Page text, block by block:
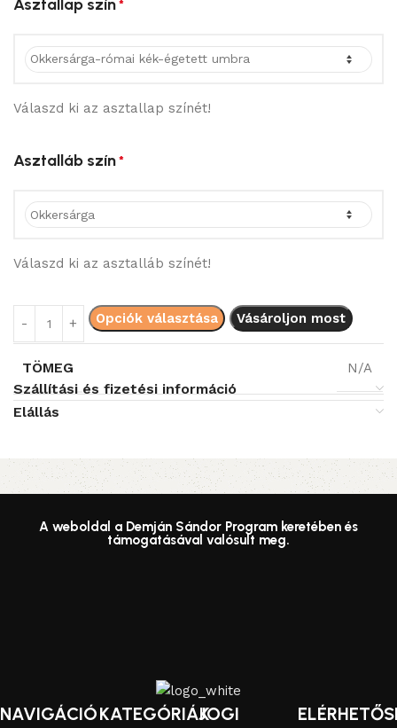
Asztallap szín*
Válaszd ki az asztallap színét!
Asztalláb szín*
Válaszd ki az asztalláb színét!
Opciók választása Vásároljon most
TÖMEG N/A
Szállítási és fizetési információ
Elállás
Read More
A weboldal a Demján Sándor Program keretében és
támogatásával valósult meg.
NAVIGÁCIÓKATEGÓRIÁKJOGI